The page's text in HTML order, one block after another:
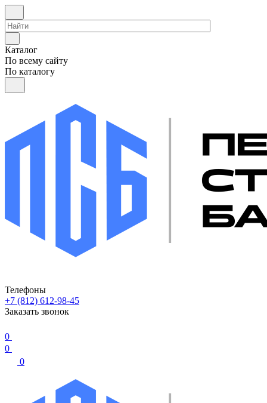
Каталог
По всему сайту
По каталогу
Телефоны
+7 (812) 612-98-45
Заказать звонок
0
0
0